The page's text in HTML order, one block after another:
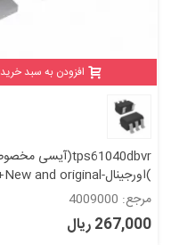
افزودن به سبد خرید
)اورجینال-New and original+گارانتی
مرجع: 4009000
267,000 ریال